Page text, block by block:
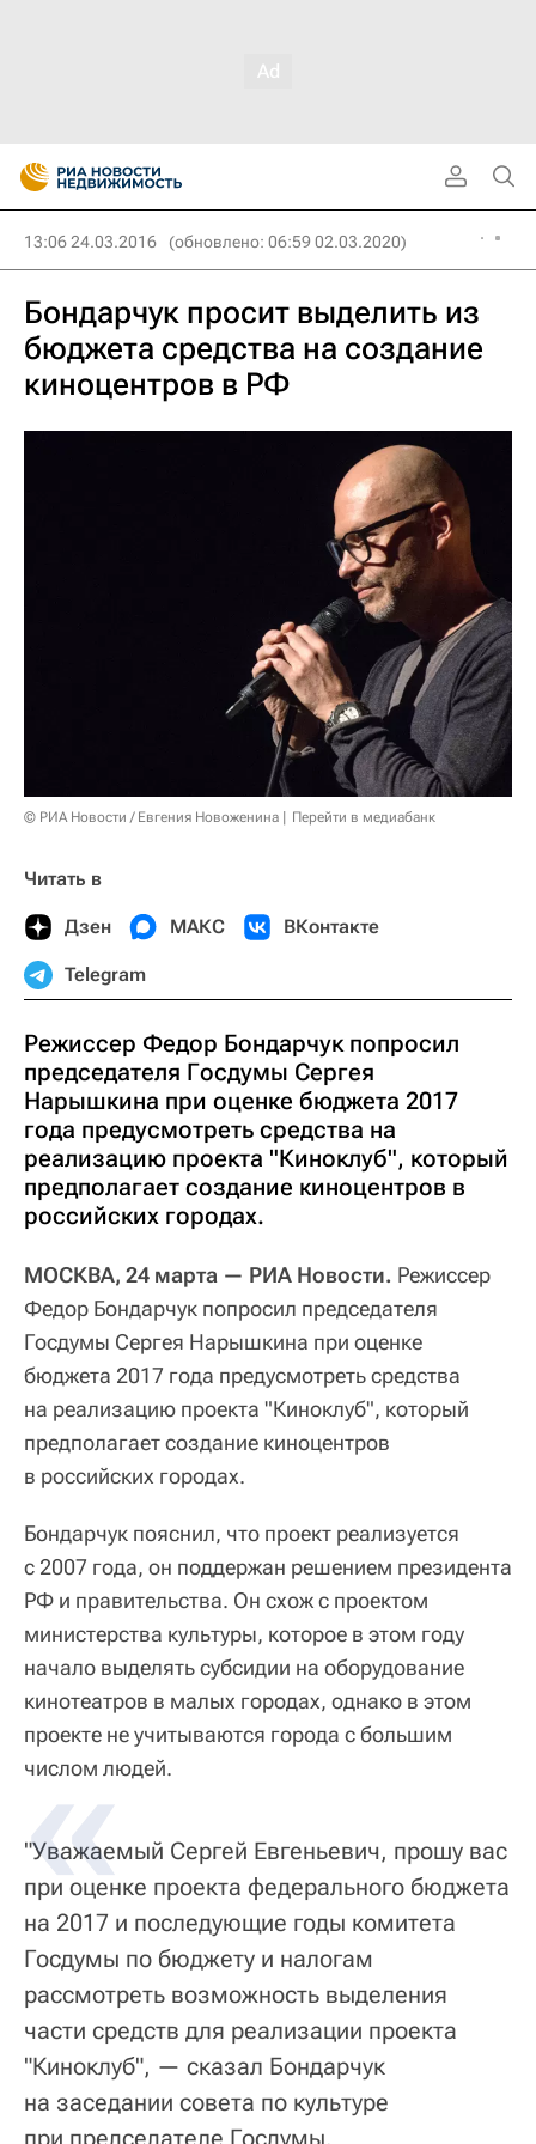
13:06 24.03.2016 (обновлено: 06:59 02.03.2020)
Бондарчук просит выделить из
бюджета средства на создание
киноцентров в РФ
© РИА Новости / Евгения Новоженина Перейти в медиабанк
Читать в
Дзен МАКС ВКонтакте
Telegram
Режиссер Федор Бондарчук попросил
председателя Госдумы Сергея
Нарышкина при оценке бюджета 2017
года предусмотреть средства на
реализацию проекта "Киноклуб", который
предполагает создание киноцентров в
российских городах.
МОСКВА, 24 марта — РИА Новости. Режиссер
Федор Бондарчук попросил председателя
Госдумы Сергея Нарышкина при оценке
бюджета 2017 года предусмотреть средства
на реализацию проекта "Киноклуб", который
предполагает создание киноцентров
в российских городах.
Бондарчук пояснил, что проект реализуется
с 2007 года, он поддержан решением президента
РФ и правительства. Он схож с проектом
министерства культуры, которое в этом году
начало выделять субсидии на оборудование
кинотеатров в малых городах, однако в этом
проекте не учитываются города с большим
числом людей.
"Уважаемый Сергей Евгеньевич, прошу вас
при оценке проекта федерального бюджета
на 2017 и последующие годы комитета
Госдумы по бюджету и налогам
рассмотреть возможность выделения
части средств для реализации проекта
"Киноклуб", — сказал Бондарчук
на заседании совета по культуре
при председателе Госдумы.